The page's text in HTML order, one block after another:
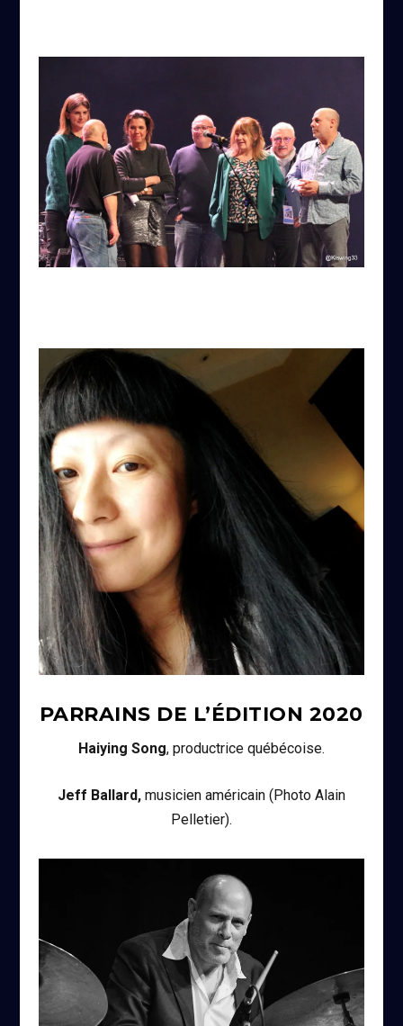
PARRAINS DE L’ÉDITION 2020
Haiying Song, productrice québécoise.
Jeff Ballard,musicien américain (Photo Alain
Pelletier).